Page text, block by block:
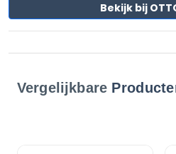
Bekijk bij
Vergelijkbare